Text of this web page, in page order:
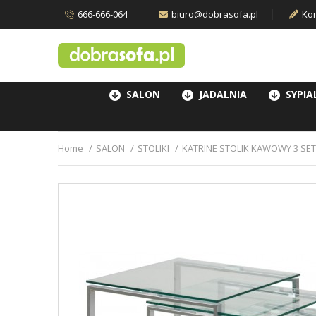
666-666-064 biuro@dobrasofa.pl
SALON JADALNIA
Home SALON STOLIKI KATRINE STOLIK KAWOWY 3 SET